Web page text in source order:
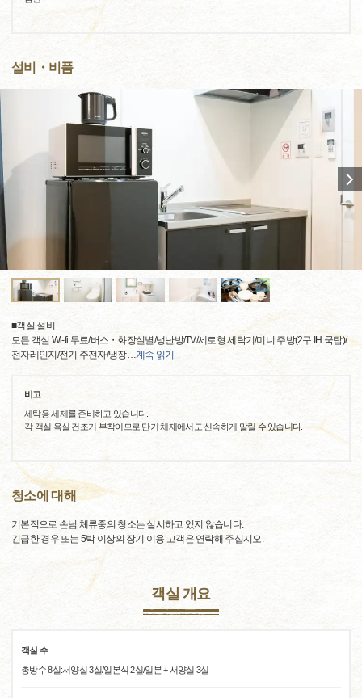
설비・비품
■객실 설비
모든 객실 Wi-fi 무료/버스・화장실별/냉난방/TV/세로형 세탁기/미니 주방(2구 IH 쿡탑)/
전자레인지/전기 주전자/냉장…계속 읽기
비고
세탁용 세제를 준비하고 있습니다.
각 객실 욕실 건조기 부착이므로 단기 체재에서도 신속하게 말릴 수 있습니다.
청소에 대해
기본적으로 손님 체류중의 청소는 실시하고 있지 않습니다.
긴급한 경우 또는 5박 이상의 장기 이용 고객은 연락해 주십시오.
객실 개요
객실 수
총방수 8실:서양실 3실/일본식 2실/일본 + 서양실 3실